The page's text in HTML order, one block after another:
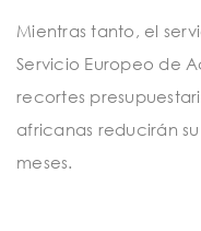
Mientras tanto, el
Servicio Europeo de
recortes
africanas reducirán
meses.